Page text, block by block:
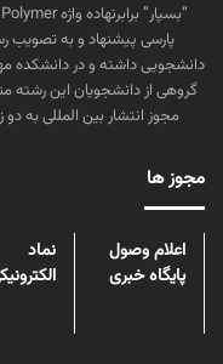
پارسی پیشنهاد و به تصویب
دانشجویی داشته و در دانشکده
مجوز انتشار بین المللی به
مجوز ها
اعلام وصول
پایگاه خبری
نماد